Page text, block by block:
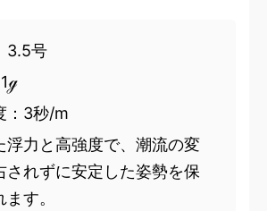
3.5号
：3秒/m
浮力と高強度で、潮流の変
されずに安定した姿勢を保
す。